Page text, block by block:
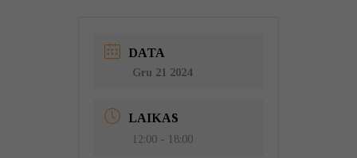
DATA
Gru 21 2024
LAIKAS
12:00 - 18:00